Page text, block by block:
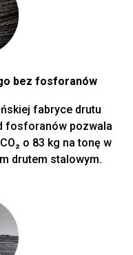
bez fosforanów
fabryce drutu
fosforanów pozwala
o 83 kg na tonę w
drutem stalowym.